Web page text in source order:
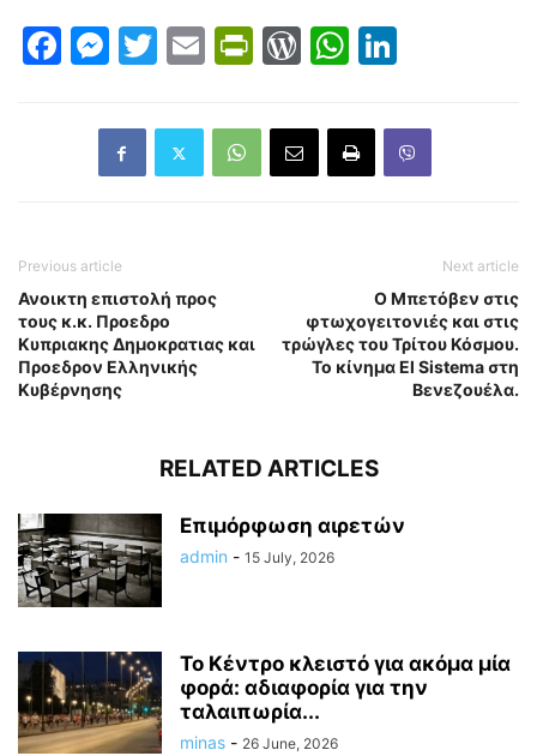
Facebook
Messenger
Twitter
EmailPrintFriendly
WordPress
WhatsApp
Previous article
Ανοικτη επιστολή προς
τους κ.κ. Προεδρο
Κυπριακης Δημοκρατιας και
Προεδρον Ελληνικής
Κυβέρνησης
Next article
Ο Μπετόβεν στις
φτωχογειτονιές και στις
τρώγλες του Τρίτου Κόσμου.
Το κίνημα El Sistema στη
Βενεζουέλα.
RELATED ARTICLES
Επιμόρφωση αιρετών
admin - 15 July, 2026
Το Κέντρο κλειστό για ακόμα μία
φορά: αδιαφορία για την
ταλαιπωρία...
minas - 26 June, 2026